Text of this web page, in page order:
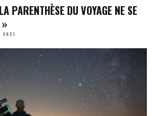
PARENTHÈSE DU VOYAGE NE SE
»
2021